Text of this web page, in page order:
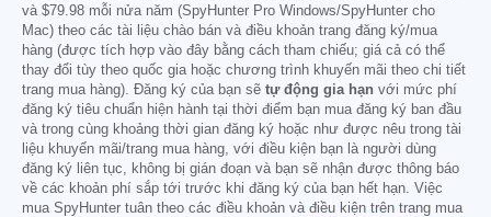
và $79.98 mỗi nửa năm (SpyHunter Pro Windows/SpyHunter cho
Mac) theo các tài liệu chào bán và điều khoản trang đăng ký/mua
hàng (được tích hợp vào đây bằng cách tham chiếu; giá cả có thể
thay đổi tùy theo quốc gia hoặc chương trình khuyến mãi theo chi tiết
trang mua hàng). Đăng ký của bạn sẽ tự động gia hạn với mức phí
đăng ký tiêu chuẩn hiện hành tại thời điểm bạn mua đăng ký ban đầu
và trong cùng khoảng thời gian đăng ký hoặc như được nêu trong tài
liệu khuyến mãi/trang mua hàng, với điều kiện bạn là người dùng
đăng ký liên tục, không bị gián đoạn và bạn sẽ nhận được thông báo
về các khoản phí sắp tới trước khi đăng ký của bạn hết hạn. Việc
mua SpyHunter tuân theo các điều khoản và điều kiện trên trang mua